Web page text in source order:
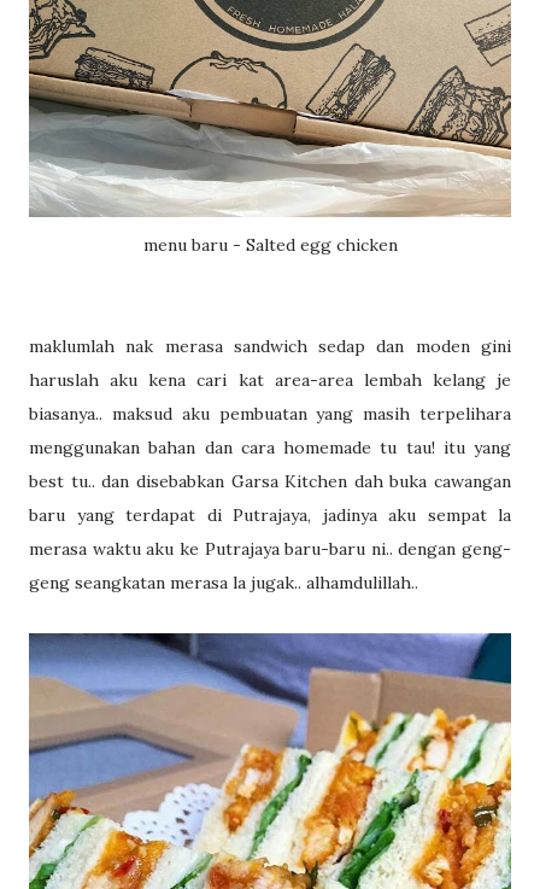
menu baru - Salted egg chicken
maklumlah nak merasa sandwich sedap dan moden gini
haruslah aku kena cari kat area-area lembah kelang je
biasanya.. maksud aku pembuatan yang masih terpelihara
menggunakan bahan dan cara homemade tu tau! itu yang
best tu.. dan disebabkan Garsa Kitchen dah buka cawangan
baru yang terdapat di Putrajaya, jadinya aku sempat la
merasa waktu aku ke Putrajaya baru-baru ni.. dengan geng-
geng seangkatan merasa la jugak.. alhamdulillah..